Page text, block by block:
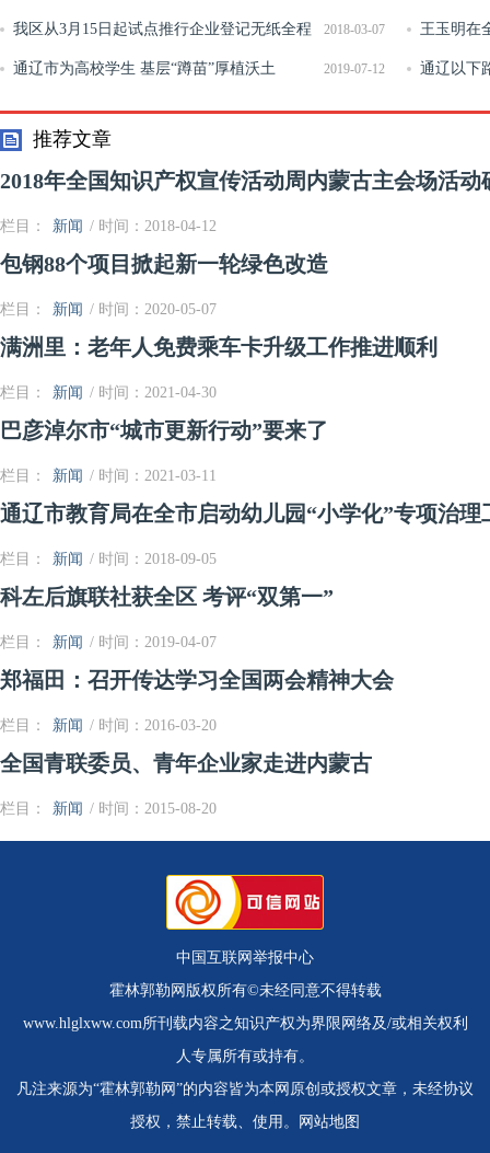
2018-03-07
我区从3月15日起试点推行企业登记无纸全程
电子化及无介质电子营业执照
王玉明在
加大产业扶
2019-07-12
通辽市为高校学生 基层“蹲苗”厚植沃土 通辽以下
推荐文章
2018年全国知识产权宣传活动周内蒙古主会场活动
栏目： 新闻 / 时间：2018-04-12
包钢88个项目掀起新一轮绿色改造
栏目： 新闻 / 时间：2020-05-07
满洲里：老年人免费乘车卡升级工作推进顺利
栏目： 新闻 / 时间：2021-04-30
巴彦淖尔市“城市更新行动”要来了
栏目： 新闻 / 时间：2021-03-11
通辽市教育局在全市启动幼儿园“小学化”专项治理
栏目： 新闻 / 时间：2018-09-05
科左后旗联社获全区 考评“双第一”
栏目： 新闻 / 时间：2019-04-07
郑福田：召开传达学习全国两会精神大会
栏目： 新闻 / 时间：2016-03-20
全国青联委员、青年企业家走进内蒙古
栏目： 新闻 / 时间：2015-08-20
中国互联网举报中心
霍林郭勒网版权所有©未经同意不得转载
www.hlglxww.com所刊载内容之知识产权为界限网络及/或相关权利
人专属所有或持有。
凡注来源为“霍林郭勒网”的内容皆为本网原创或授权文章，未经协议
授权，禁止转载、使用。
网站地图